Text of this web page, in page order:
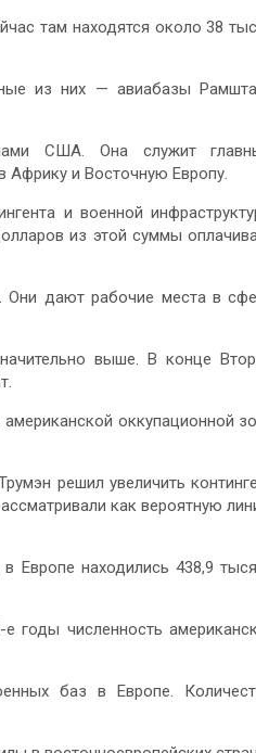
там находятся около 38
из них — авиабазы
США. Она служит
Африку и Восточную Европу.
и военной
из этой суммы
Они дают рабочие места в
выше. В конце
оккупационной
решил увеличить
как вероятную
Европе находились 438,9
годы численность
баз в Европе.